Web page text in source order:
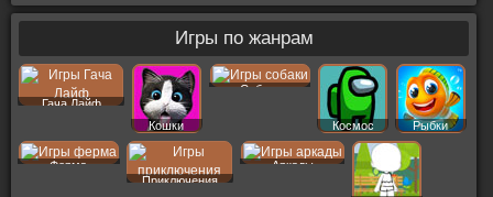
Игры по жанрам
Гача Лайф
Кошки
Собаки
Космос Рыбки
Ферма
Приключения
Аркады